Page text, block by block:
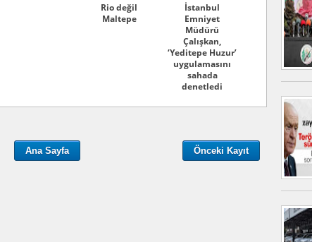
Rio değil
Maltepe
İstanbul
Emniyet
Müdürü
Çalışkan,
‘Yeditepe Huzur’
uygulamasını
sahada
denetledi
Önceki Kayıt
Ana Sayfa